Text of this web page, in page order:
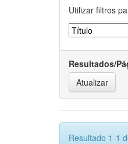
Utilizar filtros
Resultados/
Resultado 1-1